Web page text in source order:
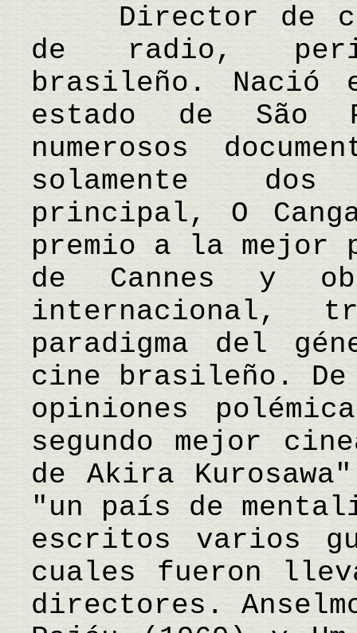
Director de
de radio,
brasileño. Nació
estado de São
numerosos
solamente
principal, O
premio a la
de Cannes y
internacional,
paradigma del
cine brasileño.
opiniones
segundo mejor
de Akira
"un país de
escritos varios
cuales fueron
directores.